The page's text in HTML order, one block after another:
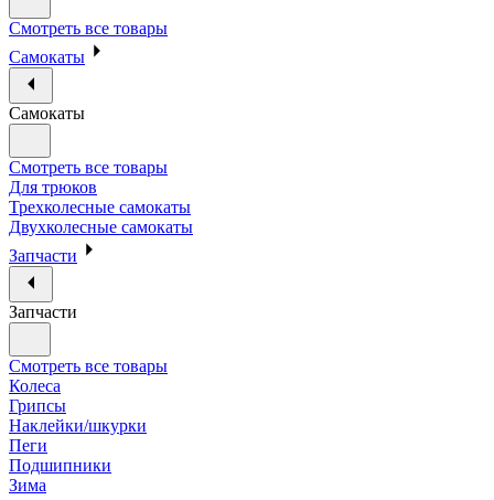
Смотреть все товары
Самокаты
Самокаты
Смотреть все товары
Для трюков
Трехколесные самокаты
Двухколесные самокаты
Запчасти
Запчасти
Смотреть все товары
Колеса
Грипсы
Наклейки/шкурки
Пеги
Подшипники
Зима